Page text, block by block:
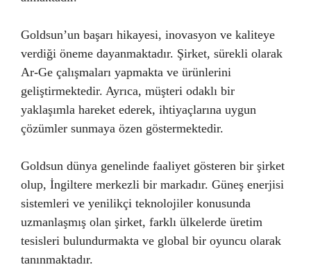
Goldsun’un başarı hikayesi, inovasyon ve kaliteye
verdiği öneme dayanmaktadır. Şirket, sürekli olarak
Ar-Ge çalışmaları yapmakta ve ürünlerini
geliştirmektedir. Ayrıca, müşteri odaklı bir
yaklaşımla hareket ederek, ihtiyaçlarına uygun
çözümler sunmaya özen göstermektedir.
Goldsun dünya genelinde faaliyet gösteren bir şirket
olup, İngiltere merkezli bir markadır. Güneş enerjisi
sistemleri ve yenilikçi teknolojiler konusunda
uzmanlaşmış olan şirket, farklı ülkelerde üretim
tesisleri bulundurmakta ve global bir oyuncu olarak
tanınmaktadır.